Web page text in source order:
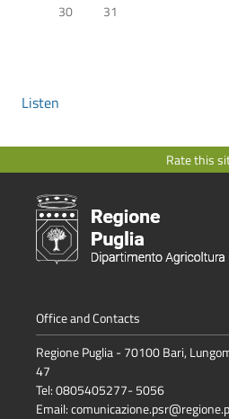
30
31
Listen
Rate this
Office and Contacts
Regione Puglia - 70100 Bari,
47
Tel: 0805405277- 5056
Email: